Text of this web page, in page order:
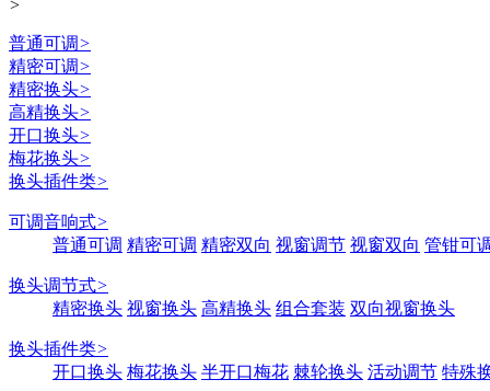
>
普通可调>
精密可调>
精密换头>
高精换头>
开口换头>
梅花换头>
换头插件类>
可调音响式>
普通可调 精密可调 精密双向 视窗调节 视窗双向 管钳可
换头调节式>
精密换头 视窗换头 高精换头 组合套装 双向视窗换头
换头插件类>
开口换头 梅花换头 半开口梅花 棘轮换头 活动调节 特殊